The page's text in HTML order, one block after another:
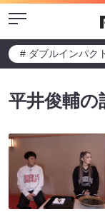
Menu
# ダブルインパク
平井俊輔の